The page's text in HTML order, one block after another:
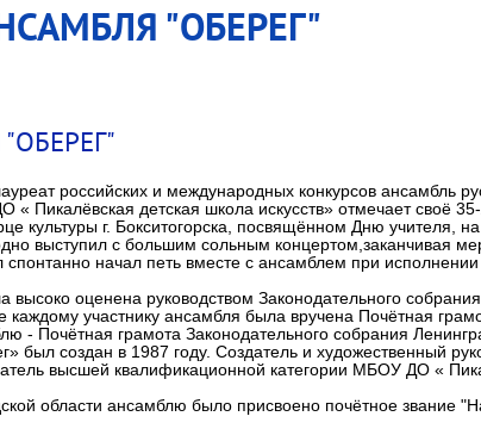
"ОБЕРЕГ"
российских и международных конкурсов ансамбль
Пикалёвская детская школа искусств» отмечает своё
культуры г. Бокситогорска, посвящённом Дню учителя,
выступил с большим сольным концертом,заканчивая
спонтанно начал петь вместе с ансамблем при
высоко оценена руководством Законодательного
каждому участнику ансамбля была вручена Почётная
- Почётная грамота Законодательного собрания
был создан в 1987 году. Создатель и художественный
высшей квалификационной категории МБОУ ДО «
области ансамблю было присвоено почётное звание